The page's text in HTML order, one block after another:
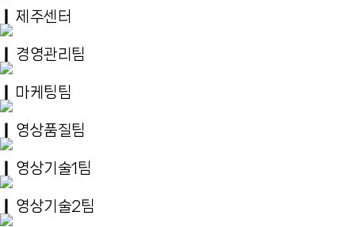
❙제주센터
경영관리팀
❙ 마케팅팀
영상품질팀
영상기술1팀
영상기술2팀